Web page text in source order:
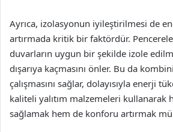
Ayrıca, izolasyonun iyileştirilmesi de
artırmada kritik bir faktördür.
duvarların uygun bir şekilde izole
dışarıya kaçmasını önler. Bu da
çalışmasını sağlar, dolayısıyla enerji
kaliteli yalıtım malzemeleri kullanarak
sağlamak hem de konforu artırmak